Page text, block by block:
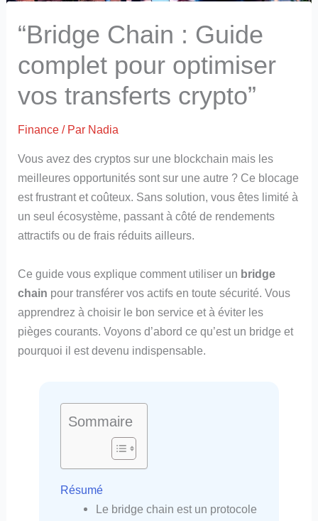
“Bridge Chain : Guide
complet pour optimiser
vos transferts crypto”
Finance / Par Nadia
Vous avez des cryptos sur une blockchain mais les
meilleures opportunités sont sur une autre ? Ce blocage
est frustrant et coûteux. Sans solution, vous êtes limité à
un seul écosystème, passant à côté de rendements
attractifs ou de frais réduits ailleurs.
Ce guide vous explique comment utiliser un bridge
chain pour transférer vos actifs en toute sécurité. Vous
apprendrez à choisir le bon service et à éviter les
pièges courants. Voyons d’abord ce qu’est un bridge et
pourquoi il est devenu indispensable.
Sommaire
Résumé
Le bridge chain est un protocole